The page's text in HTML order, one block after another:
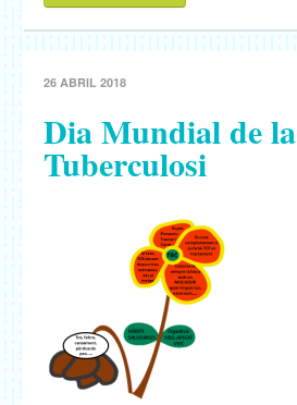
26 ABRIL 2018
Dia Mundial de la
Tuberculosi